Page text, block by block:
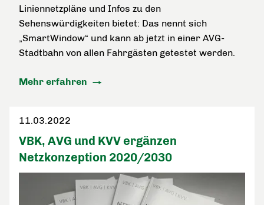
Liniennetzpläne und Infos zu den
Sehenswürdigkeiten bietet: Das nennt sich
„SmartWindow“ und kann ab jetzt in einer AVG-
Stadtbahn von allen Fahrgästen getestet werden.
Mehr erfahren
11.03.2022
VBK, AVG und KVV ergänzen
Netzkonzeption 2020/2030